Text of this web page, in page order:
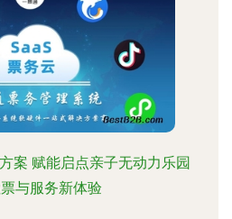
案 赋能启点亲子无动力乐园
与服务新体验